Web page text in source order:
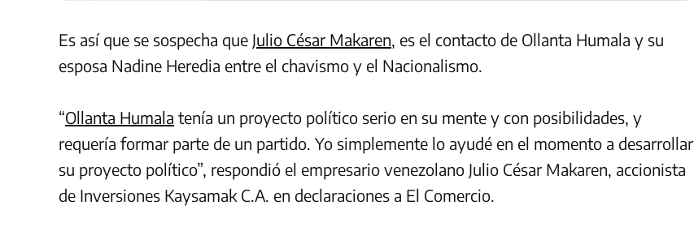
Es así que se sospecha que Julio César Makaren, es el contacto de Ollanta Humala y su
esposa Nadine Heredia entre el chavismo y el Nacionalismo.
“Ollanta Humala tenía un proyecto político serio en su mente y con posibilidades, y
requería formar parte de un partido. Yo simplemente lo ayudé en el momento a desarrollar
su proyecto político”, respondió el empresario venezolano Julio César Makaren, accionista
de Inversiones Kaysamak C.A. en declaraciones a El Comercio.